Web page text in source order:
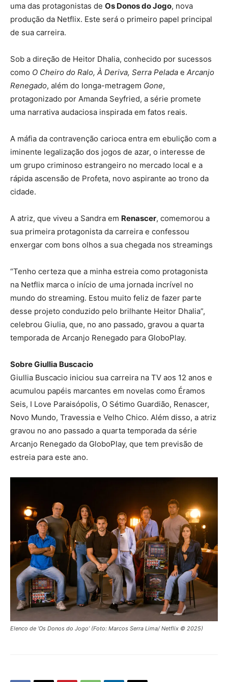
uma das protagonistas de Os Donos do Jogo, nova
produção da Netflix. Este será o primeiro papel principal
de sua carreira.
Sob a direção de Heitor Dhalia, conhecido por sucessos
como O Cheiro do Ralo, À Deriva, Serra Pelada e Arcanjo
Renegado, além do longa-metragem Gone,
protagonizado por Amanda Seyfried, a série promete
uma narrativa audaciosa inspirada em fatos reais.
A máfia da contravenção carioca entra em ebulição com a
iminente legalização dos jogos de azar, o interesse de
um grupo criminoso estrangeiro no mercado local e a
rápida ascensão de Profeta, novo aspirante ao trono da
cidade.
A atriz, que viveu a Sandra em Renascer, comemorou a
sua primeira protagonista da carreira e confessou
enxergar com bons olhos a sua chegada nos streamings
“Tenho certeza que a minha estreia como protagonista
na Netflix marca o início de uma jornada incrível no
mundo do streaming. Estou muito feliz de fazer parte
desse projeto conduzido pelo brilhante Heitor Dhalia”,
celebrou Giulia, que, no ano passado, gravou a quarta
temporada de Arcanjo Renegado para GloboPlay.
Sobre Giullia Buscacio
Giullia Buscacio iniciou sua carreira na TV aos 12 anos e
acumulou papéis marcantes em novelas como Éramos
Seis, I Love Paraisópolis, O Sétimo Guardião, Renascer,
Novo Mundo, Travessia e Velho Chico. Além disso, a atriz
gravou no ano passado a quarta temporada da série
Arcanjo Renegado da GloboPlay, que tem previsão de
estreia para este ano.
Elenco de ‘Os Donos do Jogo’ (Foto: Marcos Serra Lima/ Netflix © 2025)